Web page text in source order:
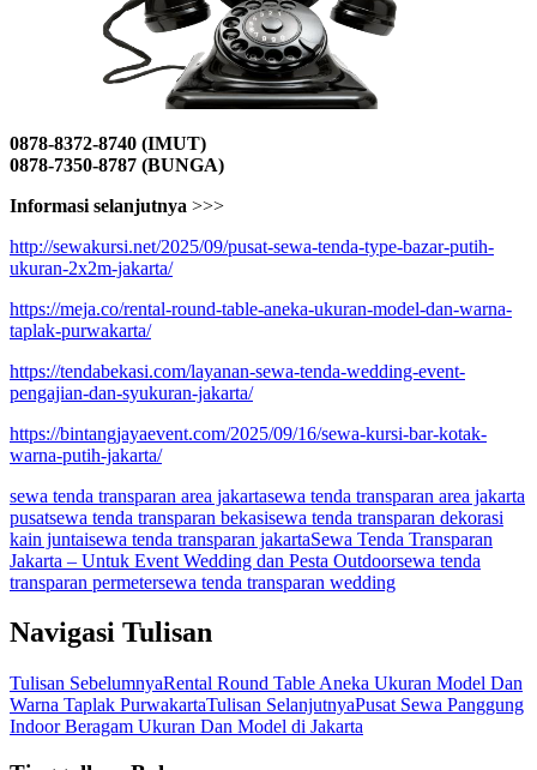
0878-8372-8740 (IMUT)
0878-7350-8787 (BUNGA)
Informasi selanjutnya >>>
http://sewakursi.net/2025/09/pusat-sewa-tenda-type-bazar-putih-
ukuran-2x2m-jakarta/
https://meja.co/rental-round-table-aneka-ukuran-model-dan-warna-
taplak-purwakarta/
https://tendabekasi.com/layanan-sewa-tenda-wedding-event-
pengajian-dan-syukuran-jakarta/
https://bintangjayaevent.com/2025/09/16/sewa-kursi-bar-kotak-
warna-putih-jakarta/
sewa tenda transparan area jakartasewa tenda transparan area jakarta
pusatsewa tenda transparan bekasisewa tenda transparan dekorasi
kain juntaisewa tenda transparan jakartaSewa Tenda Transparan
Jakarta – Untuk Event Wedding dan Pesta Outdoorsewa tenda
transparan permetersewa tenda transparan wedding
Navigasi Tulisan
Tulisan SebelumnyaRental Round Table Aneka Ukuran Model Dan
Warna Taplak PurwakartaTulisan SelanjutnyaPusat Sewa Panggung
Indoor Beragam Ukuran Dan Model di Jakarta